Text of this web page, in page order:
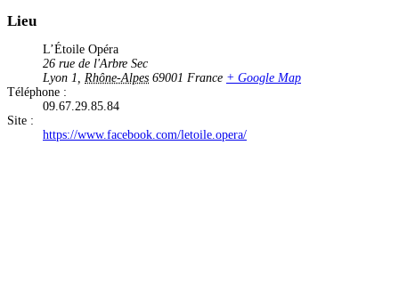
Lieu
L’Étoile Opéra
26 rue de l'Arbre Sec
Lyon 1, Rhône-Alpes 69001 France + Google Map
Téléphone :
09.67.29.85.84
Site :
https://www.facebook.com/letoile.opera/